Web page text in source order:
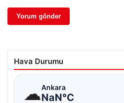
Hava Durumu
☁Ankara
NaN°C